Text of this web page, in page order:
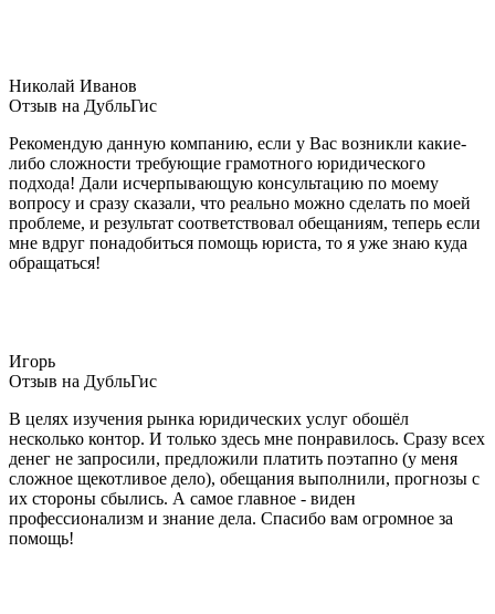
Николай Иванов
Отзыв на ДубльГис
Рекомендую данную компанию, если у Вас возникли какие-
либо сложности требующие грамотного юридического
подхода! Дали исчерпывающую консультацию по моему
вопросу и сразу сказали, что реально можно сделать по моей
проблеме, и результат соответствовал обещаниям, теперь если
мне вдруг понадобиться помощь юриста, то я уже знаю куда
обращаться!
Игорь
Отзыв на ДубльГис
В целях изучения рынка юридических услуг обошёл
несколько контор. И только здесь мне понравилось. Сразу всех
денег не запросили, предложили платить поэтапно (у меня
сложное щекотливое дело), обещания выполнили, прогнозы с
их стороны сбылись. А самое главное - виден
профессионализм и знание дела. Спасибо вам огромное за
помощь!